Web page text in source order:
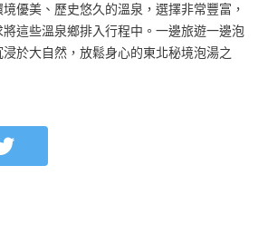
優美、歷史悠久的溫泉，選擇非常豐富，
這些溫泉鄉排入行程中。一邊旅遊一邊泡
於大自然，放鬆身心的東北秘境泡湯之